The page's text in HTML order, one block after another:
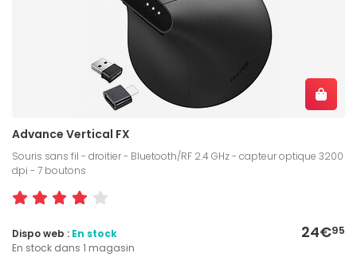
Advance Vertical FX
Souris sans fil - droitier - Bluetooth/RF 2.4 GHz - capteur optique 3200
dpi - 7 boutons
24€95
Dispo web : En stock
En stock dans 1 magasin